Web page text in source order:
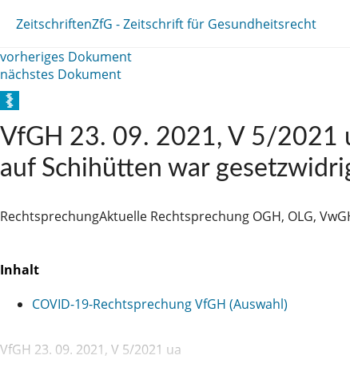
ZeitschriftenZfG - Zeitschrift für Gesundheitsrecht
vorheriges Dokument
nächstes Dokument
VfGH 23. 09. 2021, V 5/2021
auf Schihütten war
RechtsprechungAktuelle Rechtsprechung OGH, OLG,
Inhalt
COVID-19-Rechtsprechung VfGH (Auswahl)
VfGH 23. 09. 2021, V 5/2021 ua